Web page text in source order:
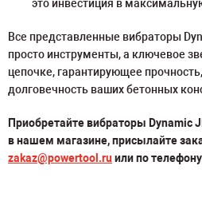
это инвестиция в
Все представленные вибраторы
просто инструменты, а ключевое
цепочке, гарантирующее
долговечность ваших бетонных
Приобретайте вибраторы Dynamic
в нашем магазине, присылайте
zakaz@powertool.ruили по телефону